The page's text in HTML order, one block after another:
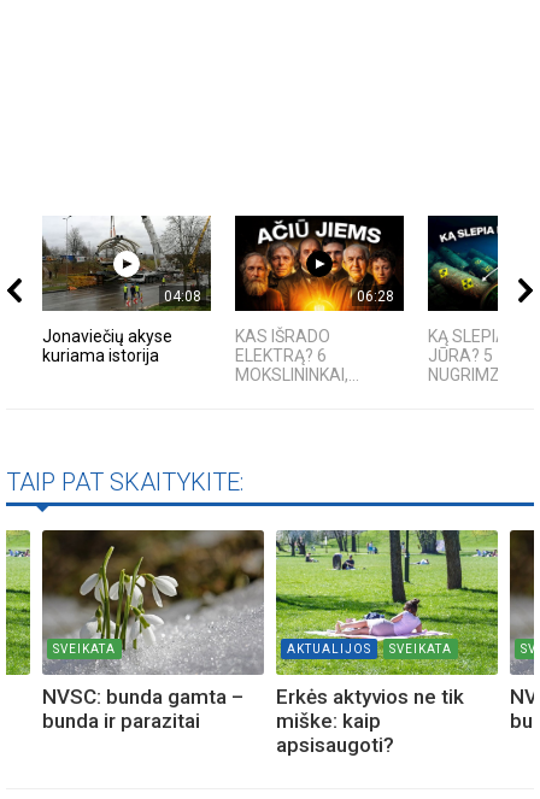
04:08
Jonaviečių akyse
kuriama istorija
06:28
KAS IŠRADO
ELEKTRĄ? 6
MOKSLININKAI,...
KĄ SLEPIA
JŪRA? 5
TAIP PAT SKAITYKITE:
SVEIKATA
NVSC: bunda gamta –
bunda ir parazitai
AKTUALIJOS SVEIKATA
Erkės aktyvios ne tik
miške: kaip
apsisaugoti?